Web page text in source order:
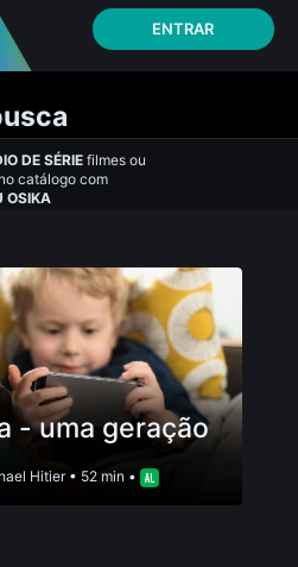
ENTRAR
DE SÉRIE filmes ou
catálogo com
OSIKA
- uma geração
Hitier• 52 min •